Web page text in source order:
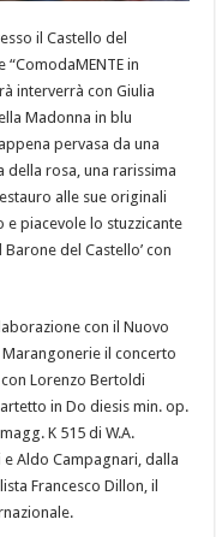
il Castello del
in
interverrà con Giulia
Madonna in blu
pervasa da una
della rosa, una rarissima
alle sue originali
e piacevole lo stuzzicante
del Castello’ con
con il Nuovo
il concerto
Lorenzo Bertoldi
in Do diesis min. op.
K 515 di W.A.
Aldo Campagnari, dalla
Francesco Dillon, il